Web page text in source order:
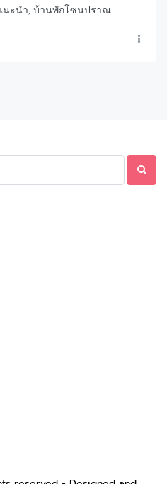
นะนำ, บ้านพักโซนปราณ